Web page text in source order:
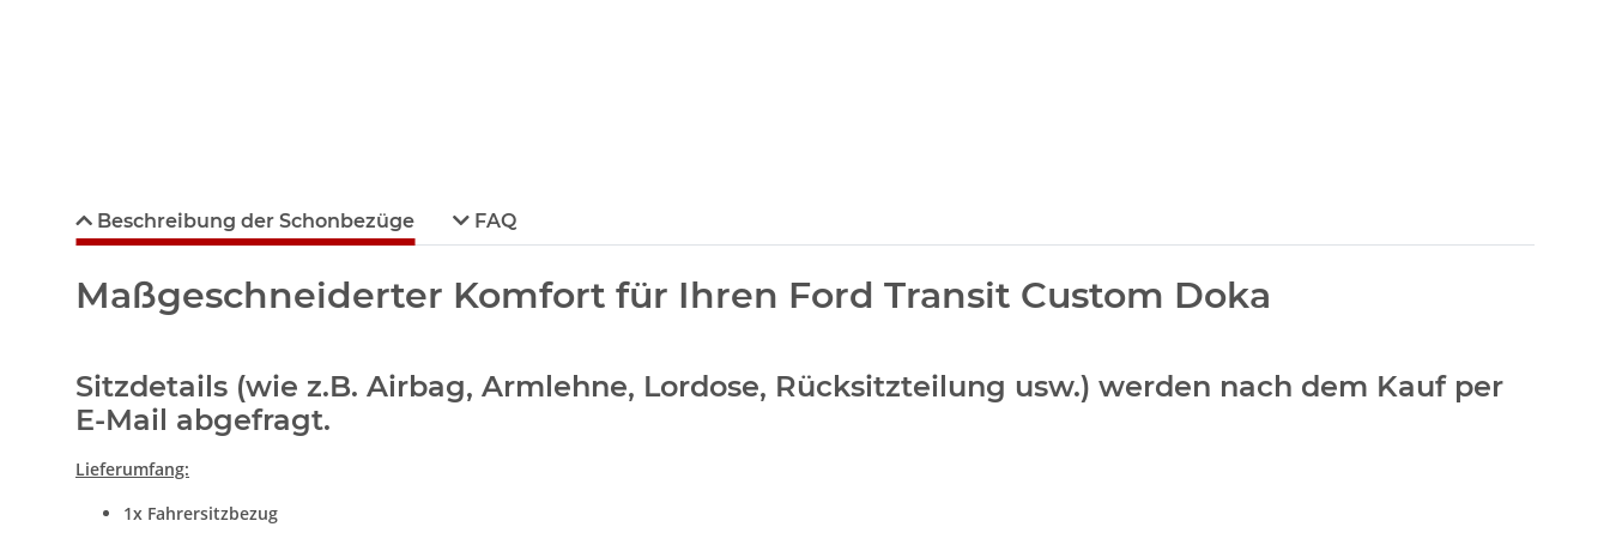
Beschreibung der Schonbezüge FAQ
Maßgeschneiderter Komfort für Ihren Ford Transit Custom Doka
Sitzdetails (wie z.B. Airbag, Armlehne, Lordose, Rücksitzteilung usw.) werden nach dem Kauf per
E-Mail abgefragt.
Lieferumfang:
1x Fahrersitzbezug